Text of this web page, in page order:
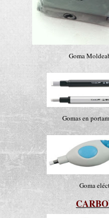
Goma
Gomas en
Goma